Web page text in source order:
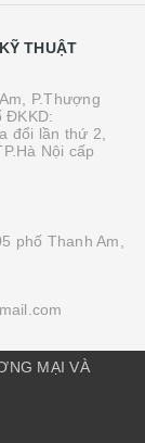
THUẬT
P.Thượng
ĐKKD:
đổi lần thứ 2,
Nội cấp
phố Thanh Am,
MẠI VÀ